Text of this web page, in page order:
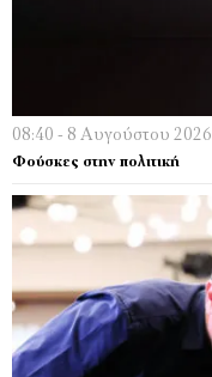
08:40 - 8 Αυγούστου 2026
Φούσκες στην πολιτική